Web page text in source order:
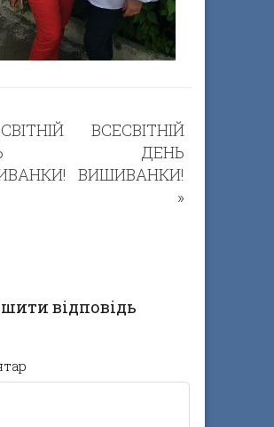
ВСЕСВІТНІЙ
ДЕНЬ
ВИШИВАНКИ!
»
відповідь